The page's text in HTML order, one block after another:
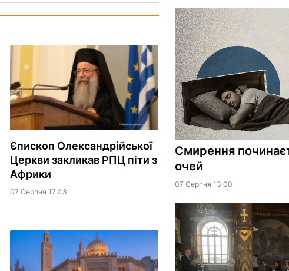
Єпископ Олександрійської
Церкви закликав РПЦ піти з
Африки
07 Серпня 17:43
Смирення
очей
07 Серпня 13:00